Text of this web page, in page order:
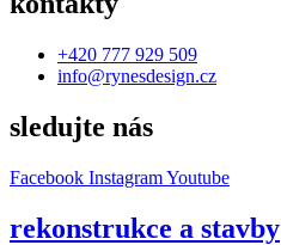
+420 777 929 509
info@rynesdesign.cz
sledujte nás
Facebook InstagramYoutube
rekonstrukce a stavby